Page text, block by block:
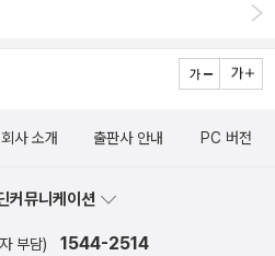
회사 소개 출판사 안내 PC 버전
커뮤니케이션
부담) 1544-2514